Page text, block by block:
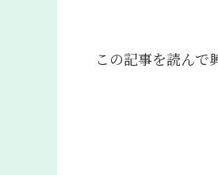
この記事を読んで